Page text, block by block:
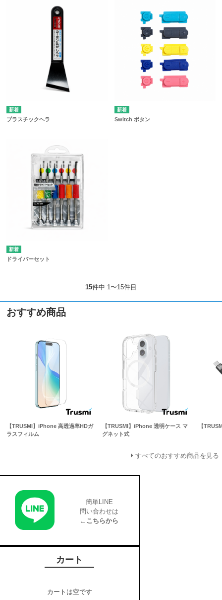
プラスチックヘラ Switch ボタン
ドライバーセット
15件中 1〜15件目
おすすめ商品
【TRUSMI】iPhone 高透過率HDガ
ラスフィルム
【TRUSMI】iPhone 透明ケース マ
グネット式
【
すべてのおすすめ商品を見る
簡単LINE
問い合わせは
←こちらから
カート
カートは空です